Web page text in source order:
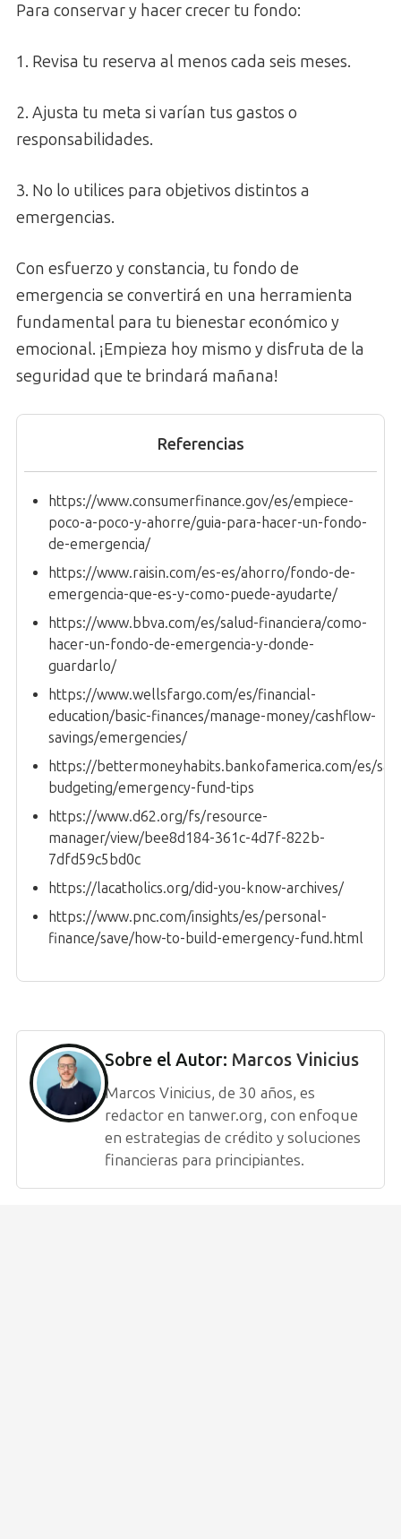
Para conservar y hacer crecer tu fondo:
1. Revisa tu reserva al menos cada seis meses.
2. Ajusta tu meta si varían tus gastos o
responsabilidades.
3. No lo utilices para objetivos distintos a
emergencias.
Con esfuerzo y constancia, tu fondo de
emergencia se convertirá en una herramienta
fundamental para tu bienestar económico y
emocional. ¡Empieza hoy mismo y disfruta de la
seguridad que te brindará mañana!
Referencias
https://www.consumerfinance.gov/es/empiece-
poco-a-poco-y-ahorre/guia-para-hacer-un-fondo-
de-emergencia/
https://www.raisin.com/es-es/ahorro/fondo-de-
emergencia-que-es-y-como-puede-ayudarte/
https://www.bbva.com/es/salud-financiera/como-
hacer-un-fondo-de-emergencia-y-donde-
guardarlo/
https://www.wellsfargo.com/es/financial-
education/basic-finances/manage-money/cashflow-
savings/emergencies/
https://bettermoneyhabits.bankofamerica.com/es/
budgeting/emergency-fund-tips
https://www.d62.org/fs/resource-
manager/view/bee8d184-361c-4d7f-822b-
7dfd59c5bd0c
https://lacatholics.org/did-you-know-archives/
https://www.pnc.com/insights/es/personal-
finance/save/how-to-build-emergency-fund.html
Sobre el Autor: Marcos Vinicius
Marcos Vinicius, de 30 años, es
redactor en tanwer.org, con enfoque
en estrategias de crédito y soluciones
financieras para principiantes.